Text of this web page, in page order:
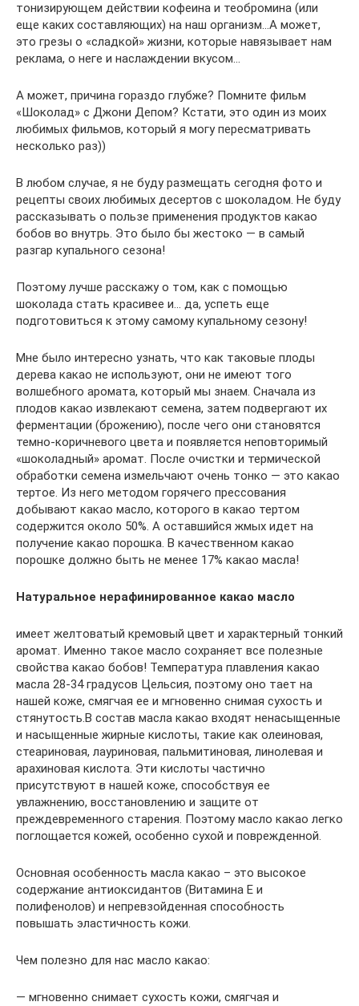
тонизирующем действии кофеина и теобромина (или
еще каких составляющих) на наш организм…А может,
это грезы о «сладкой» жизни, которые навязывает нам
реклама, о неге и наслаждении вкусом…
А может, причина гораздо глубже? Помните фильм
«Шоколад» с Джони Депом? Кстати, это один из моих
любимых фильмов, который я могу пересматривать
несколько раз))
В любом случае, я не буду размещать сегодня фото и
рецепты своих любимых десертов с шоколадом. Не буду
рассказывать о пользе применения продуктов какао
бобов во внутрь. Это было бы жестоко — в самый
разгар купального сезона!
Поэтому лучше расскажу о том, как с помощью
шоколада стать красивее и… да, успеть еще
подготовиться к этому самому купальному сезону!
Мне было интересно узнать, что как таковые плоды
дерева какао не используют, они не имеют того
волшебного аромата, который мы знаем. Сначала из
плодов какао извлекают семена, затем подвергают их
ферментации (брожению), после чего они становятся
темно-коричневого цвета и появляется неповторимый
«шоколадный» аромат. После очистки и термической
обработки семена измельчают очень тонко — это какао
тертое. Из него методом горячего прессования
добывают какао масло, которого в какао тертом
содержится около 50%. А оставшийся жмых идет на
получение какао порошка. В качественном какао
порошке должно быть не менее 17% какао масла!
Натуральное нерафинированное какао масло
имеет желтоватый кремовый цвет и характерный тонкий
аромат. Именно такое масло сохраняет все полезные
свойства какао бобов! Температура плавления какао
масла 28-34 градусов Цельсия, поэтому оно тает на
нашей коже, смягчая ее и мгновенно снимая сухость и
стянутость.В состав масла какао входят ненасыщенные
и насыщенные жирные кислоты, такие как олеиновая,
стеариновая, лауриновая, пальмитиновая, линолевая и
арахиновая кислота. Эти кислоты частично
присутствуют в нашей коже, способствуя ее
увлажнению, восстановлению и защите от
преждевременного старения. Поэтому масло какао легко
поглощается кожей, особенно сухой и поврежденной.
Основная особенность масла какао – это высокое
содержание антиоксидантов (Витамина Е и
полифенолов) и непревзойденная способность
повышать эластичность кожи.
Чем полезно для нас масло какао:
— мгновенно снимает сухость кожи, смягчая и